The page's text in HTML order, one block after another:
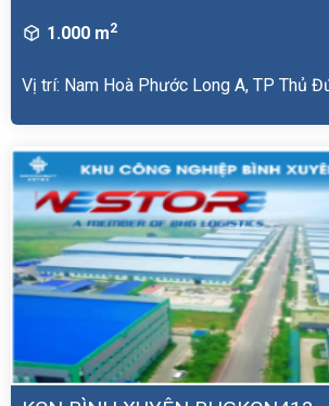
1.000 m2
Vị trí: Nam Hoà Phước Long A, TP Thủ